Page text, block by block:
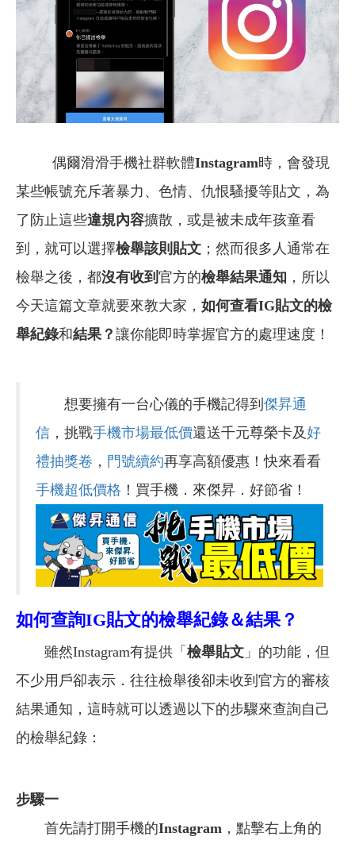
偶爾滑滑手機社群軟體Instagram時，會發現
某些帳號充斥著暴力、色情、仇恨騷擾等貼文，為
了防止這些違規內容擴散，或是被未成年孩童看
到，就可以選擇檢舉該則貼文 ；然而很多人通常在
檢舉之後，都沒有收到 官方的檢舉結果通知 ，所以
今天這篇文章就要來教大家， 如何查看IG貼文的檢
舉紀錄和結果？ 讓你能即時掌握官方的處理速度！
想要擁有一台心儀的手機記得到 傑昇通
信 ，挑戰手機市場最低價還送千元尊榮卡及好
禮抽獎卷 ， 門號續約再享高額優惠！快來看看
手機超低價格 ！買手機．來傑昇．好節省！
如何查詢IG貼文的檢舉紀錄＆結果？
雖然Instagram有提供「 檢舉貼文 」的功能，但
不少用戶卻表示．往往檢舉後卻未收到官方的審核
結果通知，這時就可以透過以下的步驟來查詢自己
的檢舉紀錄：
步驟一
首先請打開手機的Instagram ，點擊右上角的